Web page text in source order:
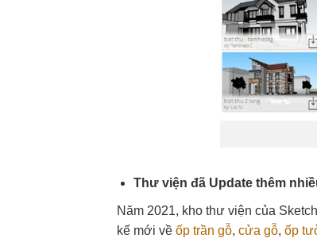
Thư viện đã Update thêm
Năm 2021, kho thư viện của
kế mới về ốp trần gỗ, cửa gỗ, ốp